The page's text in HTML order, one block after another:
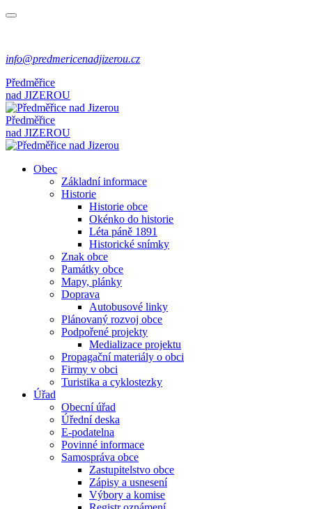
info@predmericenadjizerou.cz
Předměřice
nad JIZEROU
Předměřice
nad JIZEROU
Obec
Základní informace
Historie
Historie obce
Okénko do historie
Léta páně 1891
Historické snímky
Znak obce
Památky obce
Mapy, plánky
Doprava
Autobusové linky
Plánovaný rozvoj obce
Podpořené projekty
Medializace projektu
Propagační materiály o obci
Firmy v obci
Turistika a cyklostezky
Úřad
Obecní úřad
Úřední deska
E-podatelna
Povinné informace
Samospráva obce
Zastupitelstvo obce
Zápisy a usnesení
Výbory a komise